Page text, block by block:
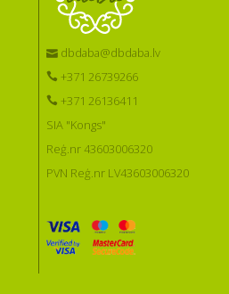
dbdaba@dbdaba.lv
+371 26739266
+371 26136411
SIA "Kongs"
Reģ.nr 43603006320
PVN Reģ.nr LV43603006320